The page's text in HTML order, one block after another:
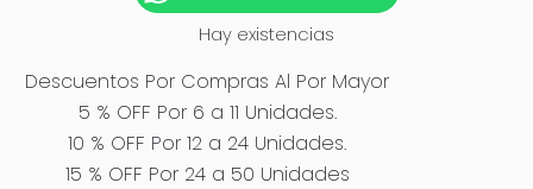
Hay existencias
Descuentos Por Compras Al Por Mayor
5 % OFF Por 6 a 11 Unidades.
10 % OFF Por 12 a 24 Unidades.
15 % OFF Por 24 a 50 Unidades